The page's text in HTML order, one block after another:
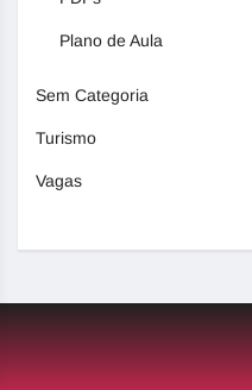
Plano de Aula
Sem Categoria
Turismo
Vagas